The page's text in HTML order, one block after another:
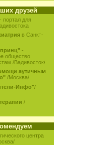
друзей
- портал для
в Санкт-
-
общество
/Вадивосток/
аутичным
/Москва/
Инфо"/
/
центра